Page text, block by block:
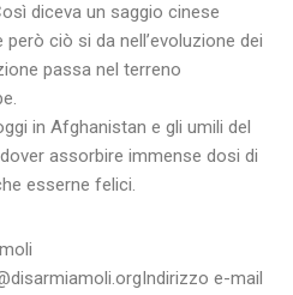
diceva un saggio cinese
ciò si da nell’evoluzione dei
passa nel terreno
in Afghanistan e gli umili del
assorbire immense dosi di
esserne felici.
e-mail